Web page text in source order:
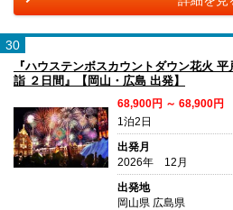
30
『ハウステンボスカウントダウン花火
詣 ２日間』【岡山・広島 出発】
68,900円 ～ 68,900円
1泊2日
出発月
2026年 12月
出発地
岡山県 広島県